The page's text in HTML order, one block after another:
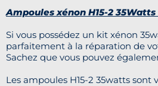
Ampoules xénon H15-2
Si vous possédez un kit xénon
parfaitement à la réparation de
Sachez que vous pouvez
Les ampoules H15-2 35watts